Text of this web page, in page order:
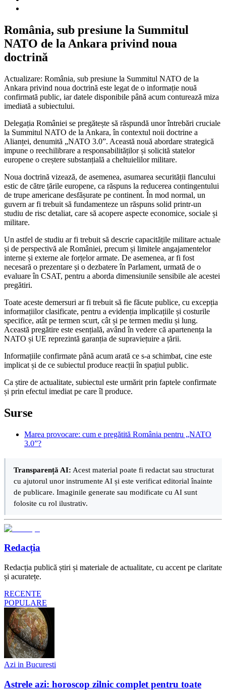
România, sub presiune la Summitul
NATO de la Ankara privind noua
doctrină
Actualizare: România, sub presiune la Summitul NATO de la
Ankara privind noua doctrină este legat de o informație nouă
confirmată public, iar datele disponibile până acum conturează miza
imediată a subiectului.
Delegația României se pregătește să răspundă unor întrebări cruciale
la Summitul NATO de la Ankara, în contextul noii doctrine a
Alianței, denumită „NATO 3.0”. Această nouă abordare strategică
impune o reechilibrare a responsabilităților și solicită statelor
europene o creștere substanțială a cheltuielilor militare.
Noua doctrină vizează, de asemenea, asumarea securității flancului
estic de către țările europene, ca răspuns la reducerea contingentului
de trupe americane desfășurate pe continent. În mod normal, un
guvern ar fi trebuit să fundamenteze un răspuns solid printr-un
studiu de risc detaliat, care să acopere aspecte economice, sociale și
militare.
Un astfel de studiu ar fi trebuit să descrie capacitățile militare actuale
și de perspectivă ale României, precum și limitele angajamentelor
interne și externe ale forțelor armate. De asemenea, ar fi fost
necesară o prezentare și o dezbatere în Parlament, urmată de o
evaluare în CSAT, pentru a aborda dimensiunile sensibile ale acestei
pregătiri.
Toate aceste demersuri ar fi trebuit să fie făcute publice, cu excepția
informațiilor clasificate, pentru a evidenția implicațiile și costurile
specifice, atât pe termen scurt, cât și pe termen mediu și lung.
Această pregătire este esențială, având în vedere că apartenența la
NATO și UE reprezintă garanția de supraviețuire a țării.
Informațiile confirmate până acum arată ce s-a schimbat, cine este
implicat și de ce subiectul produce reacții în spațiul public.
Ca știre de actualitate, subiectul este urmărit prin faptele confirmate
și prin efectul imediat pe care îl produce.
Surse
Marea provocare: cum e pregătită România pentru „NATO
3.0”?
Transparență AI: Acest material poate fi redactat sau structurat
cu ajutorul unor instrumente AI și este verificat editorial înainte
de publicare. Imaginile generate sau modificate cu AI sunt
folosite cu rol ilustrativ.
Redacția
Redacția publică știri și materiale de actualitate, cu accent pe claritate
și acuratețe.
RECENTE
POPULARE
Azi in Bucuresti
Astrele azi: horoscop zilnic complet pentru toate